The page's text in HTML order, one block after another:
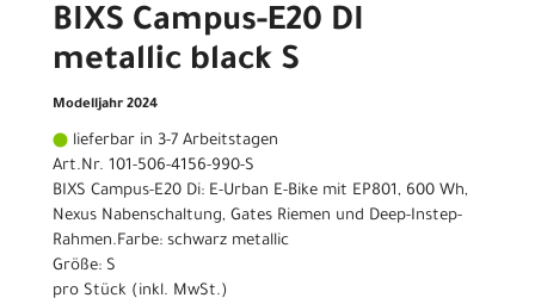
BIXS Campus-E20 DI
metallic black S
Modelljahr 2024
lieferbar in 3-7 Arbeitstagen
Art.Nr. 101-506-4156-990-S
BIXS Campus-E20 Di: E-Urban E-Bike mit EP801, 600 Wh,
Nexus Nabenschaltung, Gates Riemen und Deep-Instep-
Rahmen.Farbe: schwarz metallic
Größe: S
pro Stück (inkl. MwSt.)